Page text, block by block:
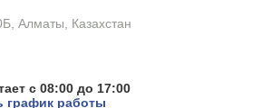
Алматы, Казахстан
с 08:00 до 17:00
график работы